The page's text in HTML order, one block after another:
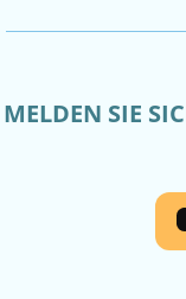
MELDEN SIE